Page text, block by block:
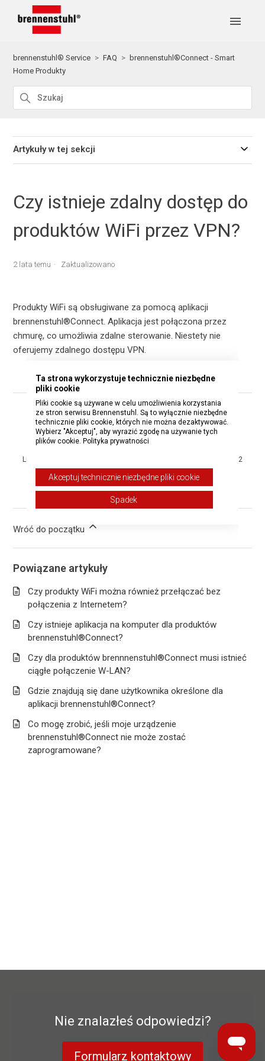
brennenstuhl® Service FAQ
brennenstuhl®Connect - Smart
Home Produkty
Artykuły w tej sekcji
Czy istnieje zdalny dostęp do
produktów WiFi przez VPN?
2 lata temu Zaktualizowano
Produkty WiFi są obsługiwane za pomocą aplikacji
brennenstuhl®Connect. Aplikacja jest połączona przez
chmurę, co umożliwia zdalne sterowanie. Niestety nie
oferujemy zdalnego dostępu VPN.
Czy ten artykuł był pomocny?
Tak Nie
Liczba użytkowników, którzy uważają ten artykuł za przydatny: 1 z 2
Masz więcej pytań?Wyślij zgłoszenie
Wróć do początku
Powiązane artykuły
Czy produkty WiFi można również przełączać bez
połączenia z Internetem?
Czy istnieje aplikacja na komputer dla produktów
brennenstuhl®Connect?
Czy dla produktów brennnenstuhl®Connect musi istnieć
ciągłe połączenie W-LAN?
Gdzie znajdują się dane użytkownika określone dla
aplikacji brennenstuhl®Connect?
Co mogę zrobić, jeśli moje urządzenie
brennenstuhl®Connect nie może zostać
zaprogramowane?
Nie znalazłeś odpowiedzi?
Formularz kontaktowy
Ta strona wykorzystuje technicznie niezbędne
pliki cookie
Pliki cookie są używane w celu umożliwienia korzystania
ze stron serwisu Brennenstuhl. Są to wyłącznie niezbędne
technicznie pliki cookie, których nie można dezaktywować.
Wybierz "Akceptuj", aby wyrazić zgodę na używanie tych
plików cookie. Polityka prywatności
Akceptuj technicznie niezbędne pliki cookie
Spadek